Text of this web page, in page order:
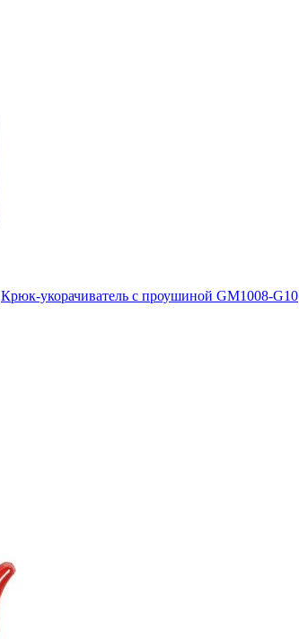
Крюк-укорачиватель с проушиной GM1008-G10